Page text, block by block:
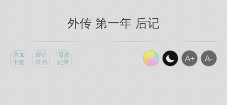
外传 第一年 后记
添加
书签
报错
求书
阅读
记录